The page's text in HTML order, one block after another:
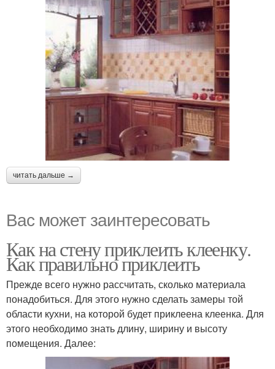
читать дальше →
Вас может заинтересовать
Как на стену приклеить клеенку.
Как правильно приклеить
Прежде всего нужно рассчитать, сколько материала
понадобиться. Для этого нужно сделать замеры той
области кухни, на которой будет приклеена клеенка. Для
этого необходимо знать длину, ширину и высоту
помещения. Далее: